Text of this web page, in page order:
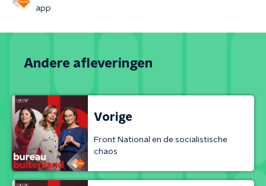
app
Andere afleveringen
Vorige
Front National en de socialistische
chaos